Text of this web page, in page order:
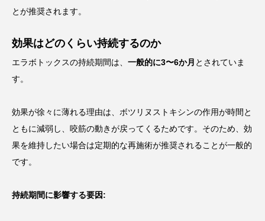
とが推奨されます。
効果はどのくらい持続するのか
エラボトックスの持続期間は、 一般的に3〜6か月 とされていま
す。
効果が徐々に薄れる理由は、ボツリヌストキシンの作用が時間と
ともに減弱し、咬筋の動きが戻ってくるためです。そのため、効
果を維持したい場合は定期的な再施術が推奨されることが一般的
です。
持続期間に影響する要因: